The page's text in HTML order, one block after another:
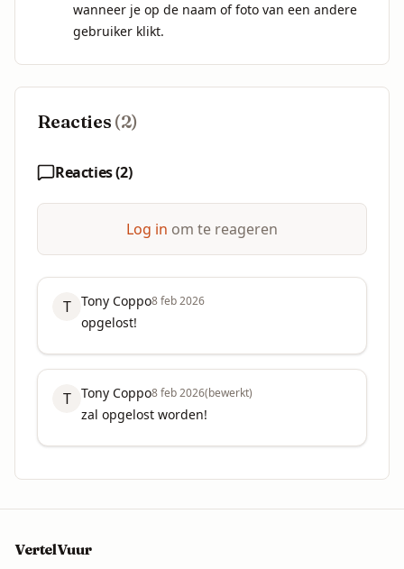
wanneer je op de naam of foto van een andere
gebruiker klikt.
Reacties (2)
Reacties (2)
Log in om te reageren
T Tony Coppo8 feb 2026
opgelost!
T Tony Coppo8 feb 2026(bewerkt)
zal opgelost worden!
VertelVuur